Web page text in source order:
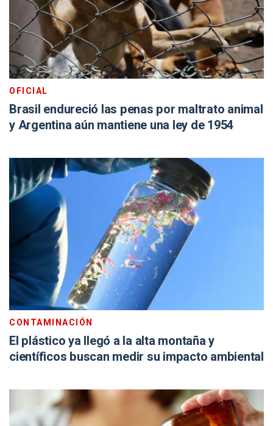
OFICIAL
Brasil endureció las penas por maltrato animal
y Argentina aún mantiene una ley de 1954
CONTAMINACIÓN
El plástico ya llegó a la alta montaña y
científicos buscan medir su impacto ambiental